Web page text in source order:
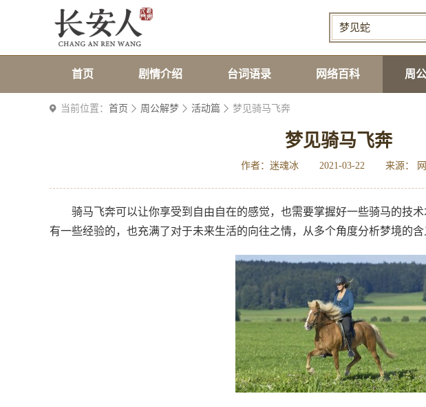
首页 剧情介绍 台词语录 网络百科 周
当前位置： 首页 周公解梦 活动篇 梦见骑马飞奔
梦见骑马飞奔
作者：迷魂冰 2021-03-22 来源：
骑马飞奔可以让你享受到自由自在的感觉，也需要掌握好一些骑马的技
有一些经验的，也充满了对于未来生活的向往之情，从多个角度分析梦境的含